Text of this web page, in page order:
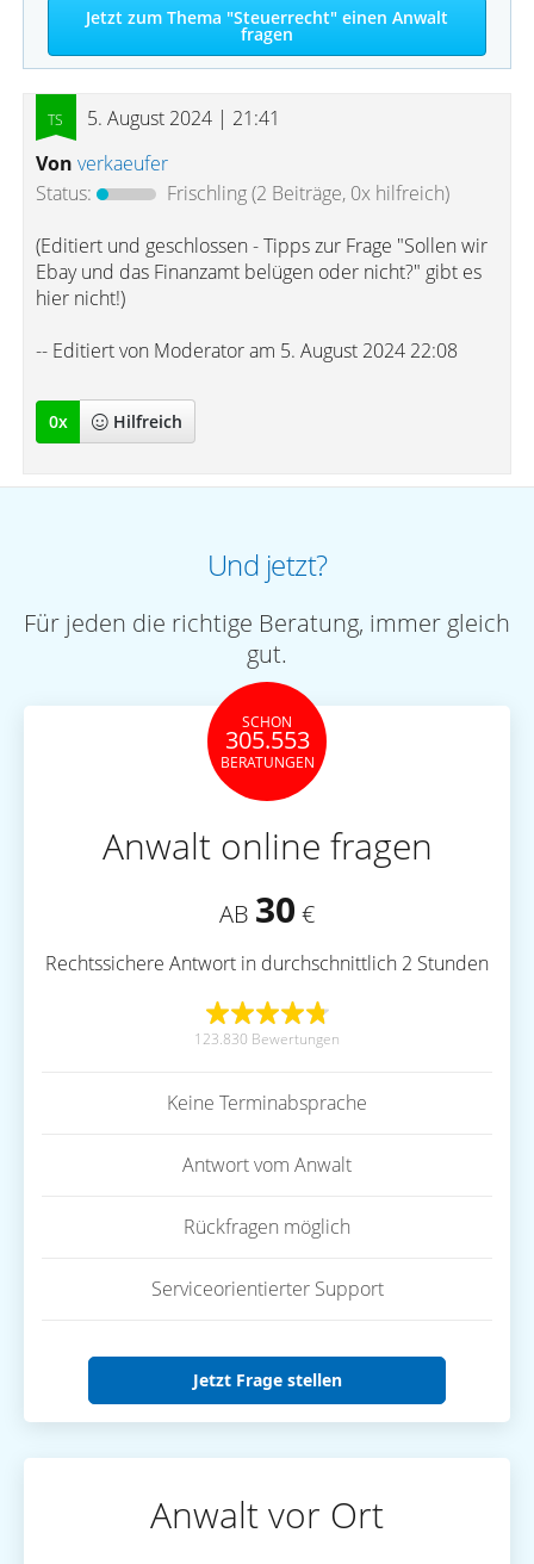
Jetzt zum Thema "Steuerrecht" einen Anwalt
fragen
5. August 2024 | 21:41
Von verkaeufer
Status:
Frischling(2 Beiträge, 0x hilfreich)
(Editiert und geschlossen - Tipps zur Frage "Sollen wir
Ebay und das Finanzamt belügen oder nicht?" gibt es
hier nicht!)
-- Editiert von Moderator am 5. August 2024 22:08
0x Hilfreich
Und jetzt?
Für jeden die richtige Beratung, immer gleich
gut.
SCHON
305.553
BERATUNGEN
Anwalt online fragen
AB 30 €
Rechtssichere Antwort in durchschnittlich 2 Stunden
123.830 Bewertungen
Keine Terminabsprache
Antwort vom Anwalt
Rückfragen möglich
Serviceorientierter Support
Jetzt Frage stellen
Anwalt vor Ort